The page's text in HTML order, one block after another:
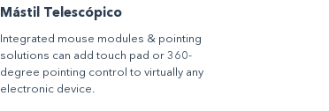
Mástil Telescópico
Integrated mouse modules & pointing
solutions can add touch pad or 360-
degree pointing control to virtually any
electronic device.